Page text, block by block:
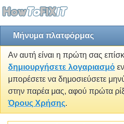
Μήνυμα πλατφόρμας
Αν αυτή είναι η πρώτη σας
δημιουργήσετε λογαριασμό
μπορέσετε να δημοσιεύσετε
στην παρέα μας, αφού πρώτα
Όρους Χρήσης.